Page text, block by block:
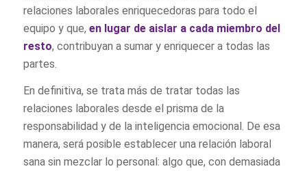
relaciones laborales enriquecedoras para todo el
equipo y que, en lugar de aislar a cada miembro del
resto, contribuyan a sumar y enriquecer a todas las
partes.
En definitiva, se trata más de tratar todas las
relaciones laborales desde el prisma de la
responsabilidad y de la inteligencia emocional. De esa
manera, será posible establecer una relación laboral
sana sin mezclar lo personal: algo que, con demasiada